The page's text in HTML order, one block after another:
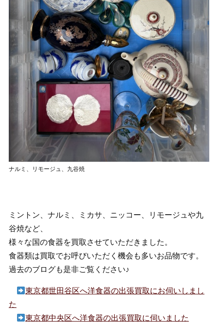
ナルミ、リモージュ、九谷焼
ミントン、ナルミ、ミカサ、ニッコー、リモージュや九
谷焼など、
様々な国の食器を買取させていただきました。
食器類は買取でお呼びいただく機会も多いお品物です。
過去のブログも是非ご覧ください♪
東京都世田谷区へ洋食器の出張買取にお伺いしまし
た
東京都中央区へ洋食器の出張買取に伺いました